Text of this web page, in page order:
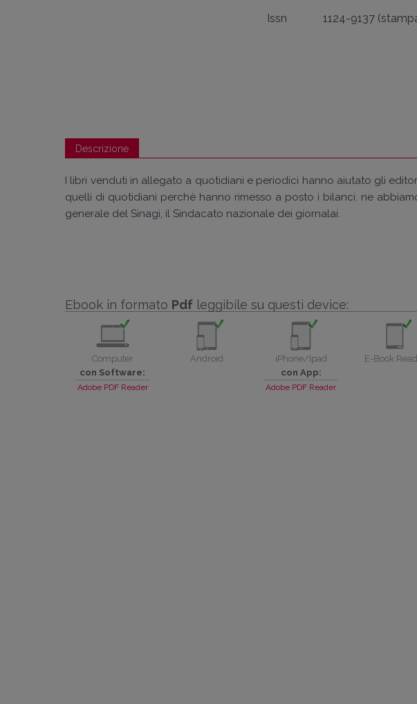
Issn
1124-9137
Descrizione
I libri venduti in allegato a quotidiani e periodici hanno aiutato gli
quelli di quotidiani perchè hanno rimesso a posto i bilanci. ne
generale del Sinagi, il Sindacato nazionale dei giornalai.
Ebook in formato Pdf leggibile su questi device:
Computer
con Software:
Adobe PDF Reader
Android
iPhone/Ipad
con App:
Adobe PDF Reader
E-Book